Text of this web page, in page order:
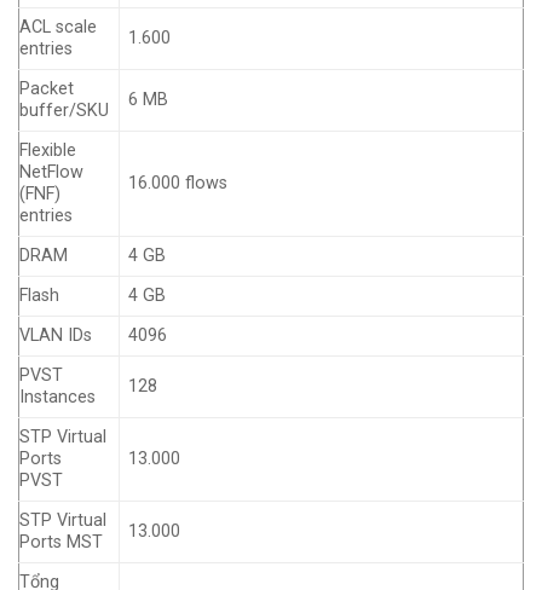
ACL scale
entries
1.600
Packet
buffer/SKU
6 MB
Flexible
NetFlow
(FNF)
entries
16.000 flows
DRAM
4 GB
Flash
4 GB
VLAN IDs
4096
PVST
Instances
128
STP Virtual
Ports
PVST
13.000
STP Virtual
Ports MST
13.000
Tổng